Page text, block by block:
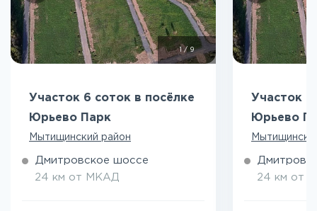
1/ 9
Участок 6 соток в посёлке
Юрьево Парк
Мытищинский район
Дмитровское шоссе
24 км от МКАД
Участок 7
Юрьево
24 км от